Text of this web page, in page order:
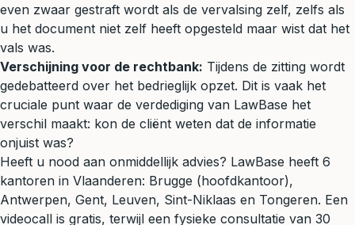
even zwaar gestraft wordt als de vervalsing zelf, zelfs als
u het document niet zelf heeft opgesteld maar wist dat het
vals was.
Verschijning voor de rechtbank: Tijdens de zitting wordt
gedebatteerd over het bedrieglijk opzet. Dit is vaak het
cruciale punt waar de verdediging van LawBase het
verschil maakt: kon de cliënt weten dat de informatie
onjuist was?
Heeft u nood aan onmiddellijk advies? LawBase heeft 6
kantoren in Vlaanderen: Brugge (hoofdkantoor),
Antwerpen, Gent, Leuven, Sint-Niklaas en Tongeren. Een
videocall is gratis, terwijl een fysieke consultatie van 30